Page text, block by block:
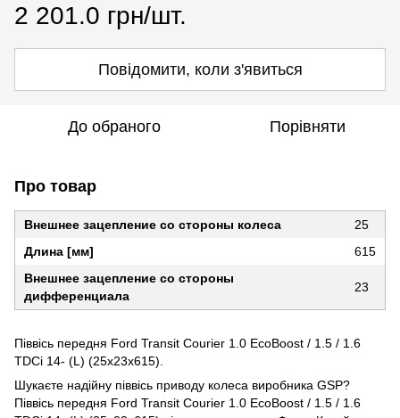
2 201.0 грн/шт.
Повідомити, коли з'явиться
До обраного Порівняти
Про товар
Внешнее зацепление со стороны колеса
25
Длина [мм]
615
Внешнее зацепление со стороны
дифференциала
23
Піввісь передня Ford Transit Courier 1.0 EcoBoost / 1.5 / 1.6
TDCi 14- (L) (25x23x615).
Шукаєте надійну піввісь приводу колеса виробника GSP?
Піввісь передня Ford Transit Courier 1.0 EcoBoost / 1.5 / 1.6